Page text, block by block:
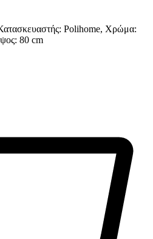
Polihome, Χρώμα:
80 cm